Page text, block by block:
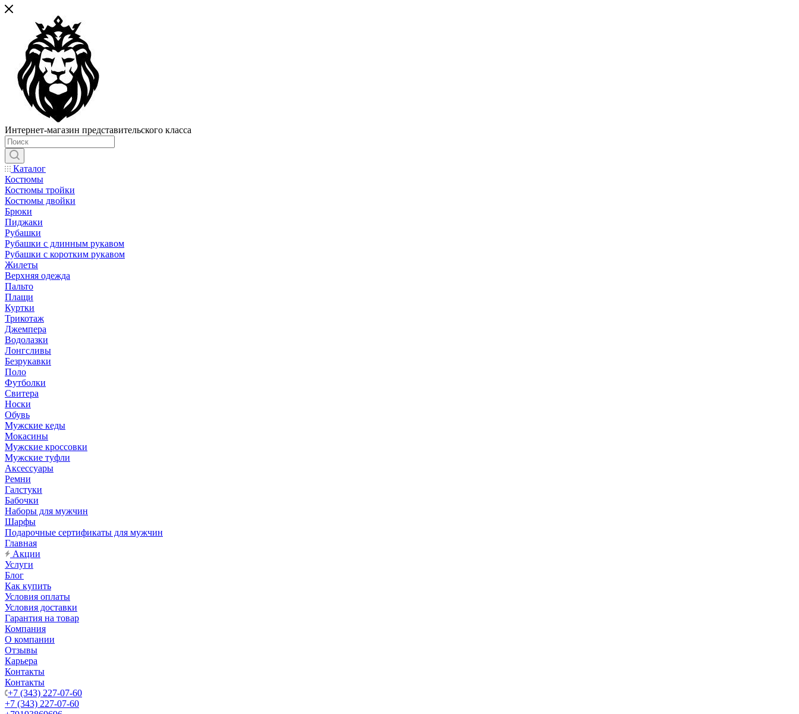
Интернет-магазин представительского класса
Каталог
Костюмы
Костюмы тройки
Костюмы двойки
Брюки
Пиджаки
Рубашки
Рубашки с длинным рукавом
Рубашки с коротким рукавом
Жилеты
Верхняя одежда
Пальто
Плащи
Куртки
Трикотаж
Джемпера
Водолазки
Лонгсливы
Безрукавки
Поло
Футболки
Свитера
Носки
Обувь
Мужские кеды
Мокасины
Мужские кроссовки
Мужские туфли
Аксессуары
Ремни
Галстуки
Бабочки
Наборы для мужчин
Шарфы
Подарочные сертификаты для мужчин
Главная
Акции
Услуги
Блог
Как купить
Условия оплаты
Условия доставки
Гарантия на товар
Компания
О компании
Отзывы
Карьера
Контакты
Контакты
+7 (343) 227-07-60
+7 (343) 227-07-60